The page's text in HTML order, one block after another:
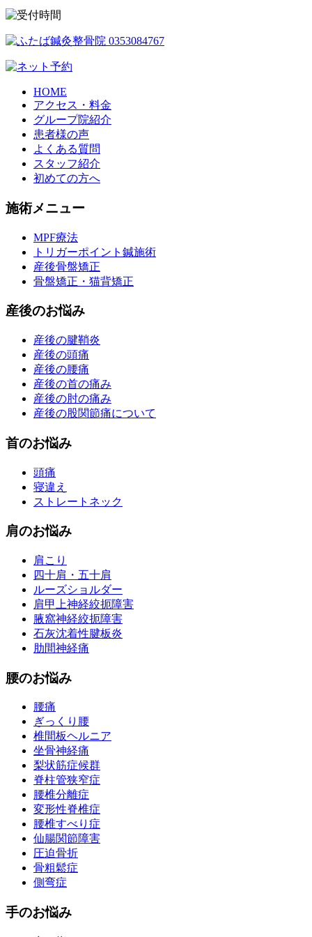
HOME
アクセス・料金
グループ院紹介
患者様の声
よくある質問
スタッフ紹介
初めての方へ
施術メニュー
MPF療法
トリガーポイント鍼施術
産後骨盤矯正
骨盤矯正・猫背矯正
産後のお悩み
産後の腱鞘炎
産後の頭痛
産後の腰痛
産後の首の痛み
産後の肘の痛み
産後の股関節痛について
首のお悩み
頭痛
寝違え
ストレートネック
肩のお悩み
肩こり
四十肩・五十肩
ルーズショルダー
肩甲上神経絞扼障害
腋窩神経絞扼障害
石灰沈着性腱板炎
肋間神経痛
腰のお悩み
腰痛
ぎっくり腰
椎間板ヘルニア
坐骨神経痛
梨状筋症候群
脊柱管狭窄症
腰椎分離症
変形性脊椎症
腰椎すべり症
仙腸関節障害
圧迫骨折
骨粗鬆症
側弯症
手のお悩み